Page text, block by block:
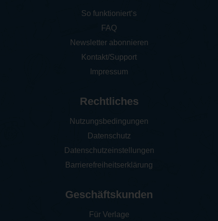
So funktioniert‘s
FAQ
Newsletter abonnieren
Kontakt/Support
Impressum
Rechtliches
Nutzungsbedingungen
Datenschutz
Datenschutzeinstellungen
Barrierefreiheitserklärung
Geschäftskunden
Für Verlage